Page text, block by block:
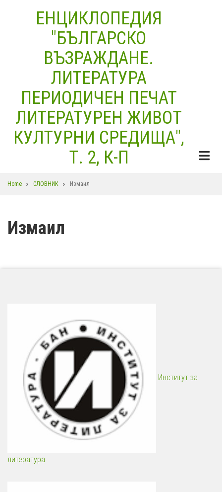
ЕНЦИКЛОПЕДИЯ
"БЪЛГАРСКО
ВЪЗРАЖДАНЕ.
ЛИТЕРАТУРА
ПЕРИОДИЧЕН ПЕЧАТ
ЛИТЕРАТУРЕН ЖИВОТ
КУЛТУРНИ СРЕДИЩА",
Т. 2, К-П
Breadcrumb
Home СЛОВНИК Измаил
Измаил
Институт за
литература